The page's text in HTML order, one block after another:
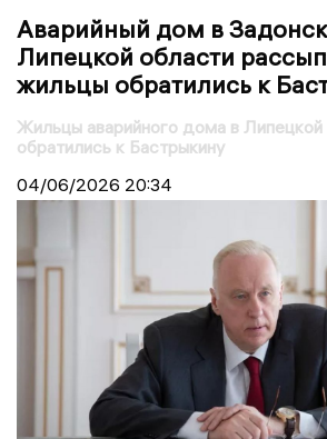
Аварийный дом в
Липецкой области
жильцы обратились к
Жильцы аварийного дома в Липецкой
обратились к Бастрыкину
04/06/2026 20:34